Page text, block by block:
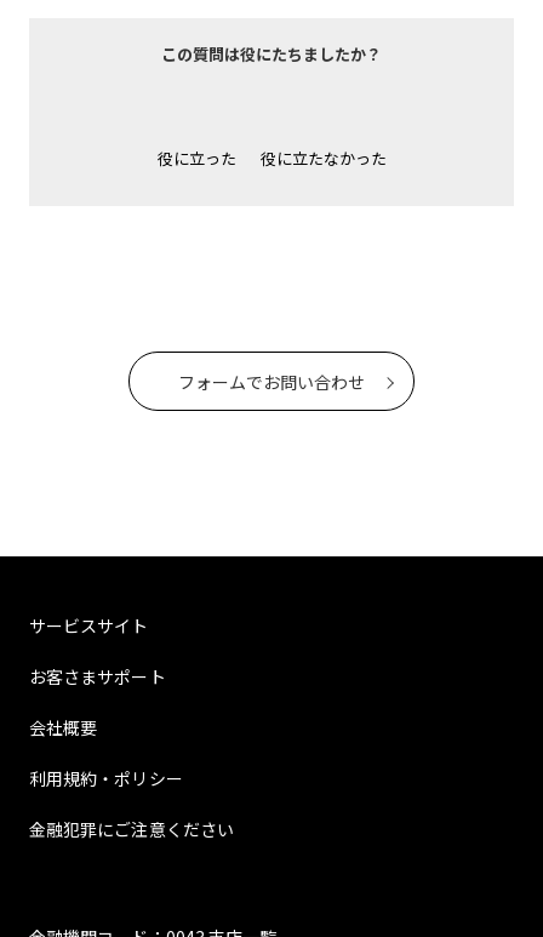
この質問は役にたちましたか？
役に立った 役に立たなかった
フォームでお問い合わせ
サービスサイト
お客さまサポート
会社概要
利用規約・ポリシー
金融犯罪にご注意ください